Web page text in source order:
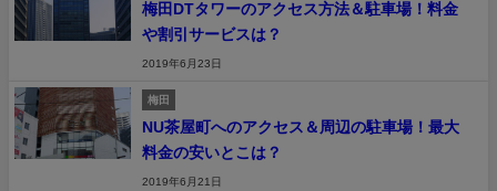
梅田DTタワーのアクセス方法＆駐車場！料金
や割引サービスは？
2019年6月23日
梅田
NU茶屋町へのアクセス＆周辺の駐車場！最大
料金の安いとこは？
2019年6月21日